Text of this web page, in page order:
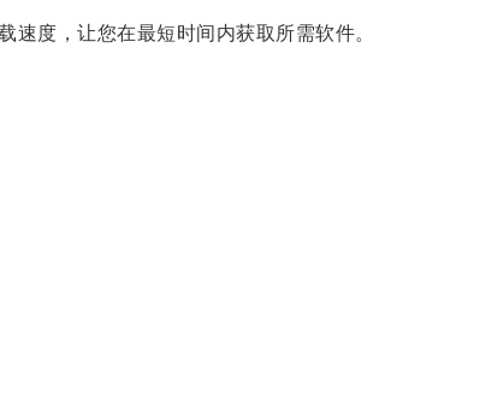
度，让您在最短时间内获取所需软件。